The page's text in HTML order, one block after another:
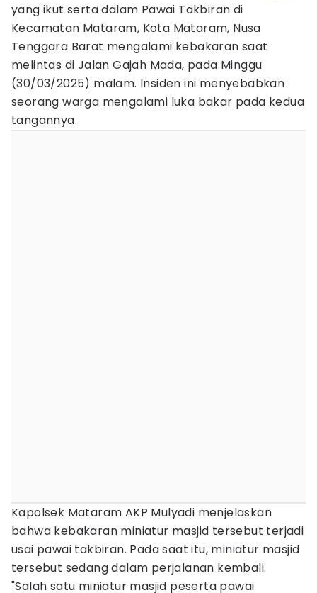
yang ikut serta dalam Pawai Takbiran di
Kecamatan Mataram, Kota Mataram, Nusa
Tenggara Barat mengalami kebakaran saat
melintas di Jalan Gajah Mada, pada Minggu
(30/03/2025) malam. Insiden ini menyebabkan
seorang warga mengalami luka bakar pada kedua
tangannya.
Kapolsek Mataram AKP Mulyadi menjelaskan
bahwa kebakaran miniatur masjid tersebut terjadi
usai pawai takbiran. Pada saat itu, miniatur masjid
tersebut sedang dalam perjalanan kembali.
"Salah satu miniatur masjid peserta pawai